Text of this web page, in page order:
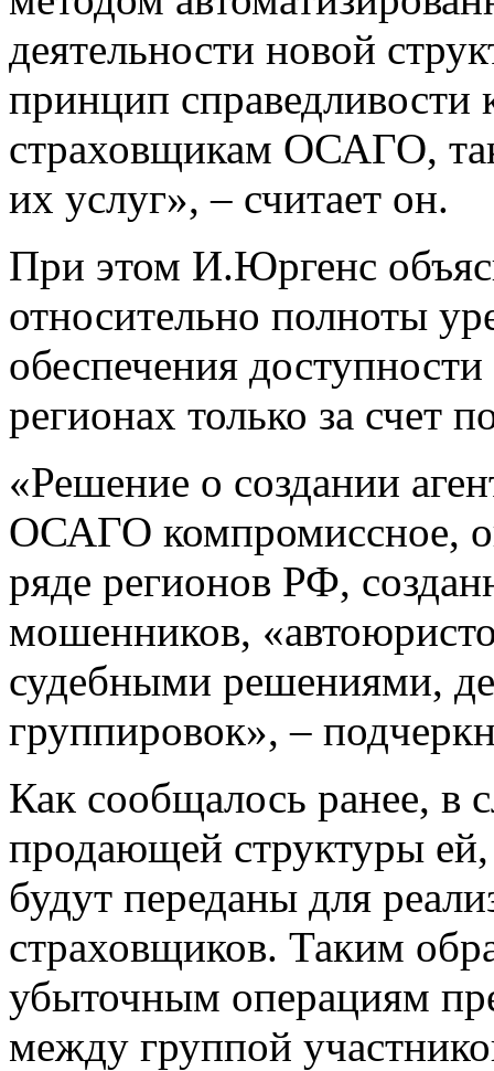
деятельности новой
принцип
страховщикам ОСАГО,
их услуг», – считает он.
При этом И.Юргенс
относительно полноты
обеспечения
регионах только за счет
«Решение о создании
ОСАГО компромиссное,
ряде регионов РФ,
мошенников,
судебными решениями,
группировок», –
Как сообщалось ранее, в
продающей структуры
будут переданы для
страховщиков. Таким
убыточным операциям
между группой